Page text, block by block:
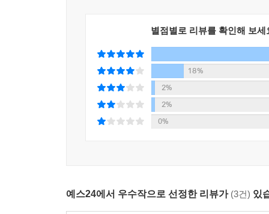
- 그것은 좋지 않은 생각이다.
둘은 마주보며 웃었다. 웃음은 흐렸고 소리 끝이
일본인 검찰관과 법관들이 거사를 단행한 안중
높인다. 극도로 정제된 공문서의 이면에서 인간
맥락 속에 절묘하게 배치됨으로써 당시의 뜨거웠
- 이토 공은 고관高官으로 수행원과 경호원이 많
별점별로 리뷰를 확인해 보세
18%
2%
2%
0%
예스24에서 우수작으로 선정한 리뷰가 (3건) 있